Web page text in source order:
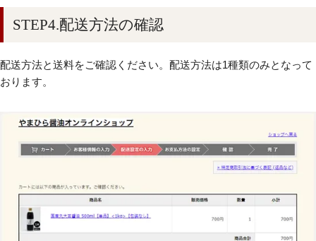
STEP4.配送方法の確認
配送方法と送料をご確認ください。配送方法は1種類のみとなって
おります。